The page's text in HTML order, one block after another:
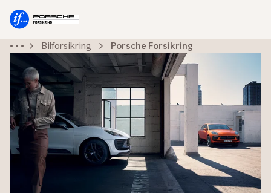
innhold
Bilforsikring Porsche Forsikring